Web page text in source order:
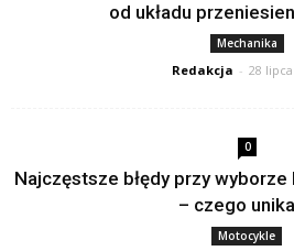
od układu
Mechanika
Redakcja - 28
0
Najczęstsze błędy przy
– czego
Motocykle